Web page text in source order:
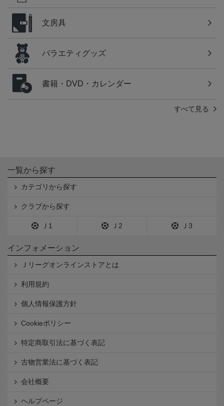
文房具
バラエティグッズ
書籍・DVD・カレンダー
すべて見る
一覧から探す
カテゴリから探す
クラブから探す
Ｊ1 Ｊ2 Ｊ3
インフォメーション
Ｊリーグオンラインストアとは
利用規約
個人情報保護方針
Cookieポリシー
特定商取引法に基づく表記
古物営業法に基づく表記
会社概要
ヘルプページ